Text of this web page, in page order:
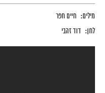
מילים: חיים חפר
לחן: דוד זהבי